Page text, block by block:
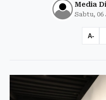
Media
Sabtu, 06
A-